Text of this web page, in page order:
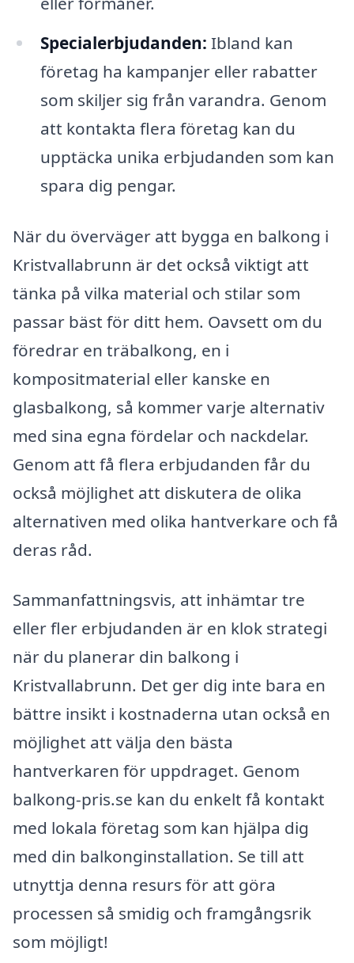
Specialerbjudanden: Ibland kan
företag ha kampanjer eller rabatter
som skiljer sig från varandra. Genom
att kontakta flera företag kan du
upptäcka unika erbjudanden som kan
spara dig pengar.
När du överväger att bygga en balkong i
Kristvallabrunn är det också viktigt att
tänka på vilka material och stilar som
passar bäst för ditt hem. Oavsett om du
föredrar en träbalkong, en i
kompositmaterial eller kanske en
glasbalkong, så kommer varje alternativ
med sina egna fördelar och nackdelar.
Genom att få flera erbjudanden får du
också möjlighet att diskutera de olika
alternativen med olika hantverkare och få
deras råd.
Sammanfattningsvis, att inhämtar tre
eller fler erbjudanden är en klok strategi
när du planerar din balkong i
Kristvallabrunn. Det ger dig inte bara en
bättre insikt i kostnaderna utan också en
möjlighet att välja den bästa
hantverkaren för uppdraget. Genom
balkong-pris.se kan du enkelt få kontakt
med lokala företag som kan hjälpa dig
med din balkonginstallation. Se till att
utnyttja denna resurs för att göra
processen så smidig och framgångsrik
som möjligt!